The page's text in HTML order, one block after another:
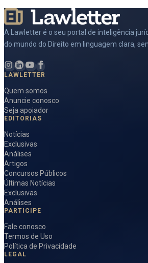
A Lawletter é o seu portal de inteligência
do mundo do Direito em linguagem clara,
LAWLETTER
Quem somos
Anuncie conosco
Seja apoiador
EDITORIAS
Notícias
Exclusivas
Análises
Artigos
Concursos Públicos
Últimas Notícias
Exclusivas
Análises
PARTICIPE
Fale conosco
Termos de Uso
Política de Privacidade
LEGAL